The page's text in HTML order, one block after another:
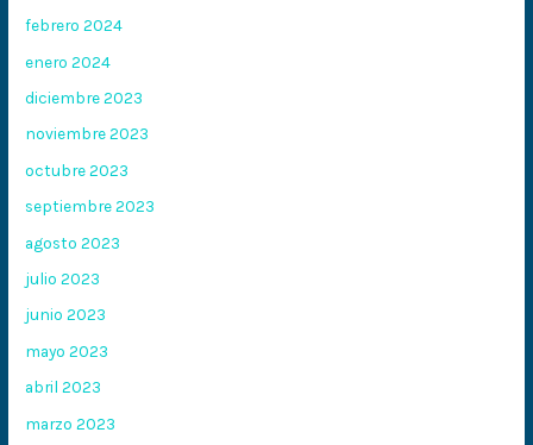
febrero 2024
enero 2024
diciembre 2023
noviembre 2023
octubre 2023
septiembre 2023
agosto 2023
julio 2023
junio 2023
mayo 2023
abril 2023
marzo 2023